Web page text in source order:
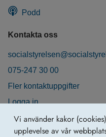
Vi använder kakor
upplevelse av vår
Podd
Kontakta oss
075-247 30 00
Fler kontaktuppgifter
Logga in
Behandling av